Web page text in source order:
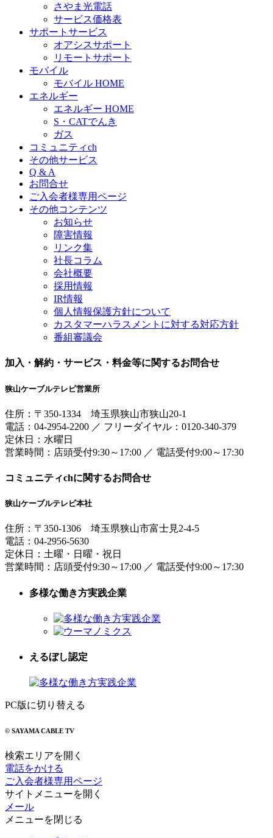
さやま光電話
サービス価格表
サポートサービス
オアシスサポート
リモートサポート
モバイル
モバイル HOME
エネルギー
エネルギー HOME
S・CATでんき
ガス
コミュニティch
その他サービス
Q & A
お問合せ
ご入会者様専用ページ
その他コンテンツ
お知らせ
障害情報
リンク集
社長コラム
会社概要
採用情報
IR情報
個人情報保護方針について
カスタマーハラスメントに対する対応方針
番組審議会
加入・解約・サービス・料金等に関するお問合せ
狭山ケーブルテレビ営業所
住所： 〒350-1334 埼玉県狭山市狭山20-1
電話： 04-2954-2200 ／ フリーダイヤル：0120-340-379
定休日：水曜日
営業時間： 店頭受付9:30～17:00 ／ 電話受付9:00～17:30
コミュニティchに関するお問合せ
狭山ケーブルテレビ本社
住所： 〒350-1306 埼玉県狭山市富士見2-4-5
電話： 04-2956-5630
定休日：土曜・日曜・祝日
営業時間： 店頭受付9:30～17:00 ／ 電話受付9:00～17:30
多様な働き方実践企業
えるぼし認定
PC版に切り替える
© SAYAMA CABLE TV
検索エリアを開く
電話をかける
ご入会者様専用ページ
サイトメニューを開く
メール
メニューを閉じる